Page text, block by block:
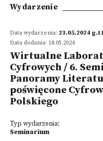
Wydarzenie
Data wydarzenia: 23.05.2024
Data dodania: 18.05.2024
Wirtualne
Cyfrowych / 6.
Panoramy
poświęcone
Polskiego
Typ wydarzenia:
Seminarium